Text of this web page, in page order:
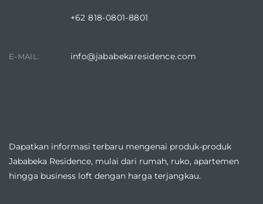
+62 818-0801-8801
E-MAIL: info@jababekaresidence.com
Dapatkan informasi terbaru mengenai produk-produk
Jababeka Residence, mulai dari rumah, ruko, apartemen
hingga business loft dengan harga terjangkau.